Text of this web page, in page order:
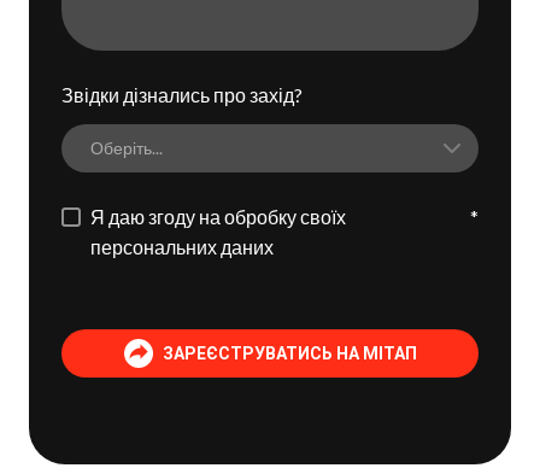
Звідки дізнались про захід?
Я даю згоду на обробку своїх
персональних даних
*
ЗАРЕЄСТРУВАТИСЬ НА МІТАП